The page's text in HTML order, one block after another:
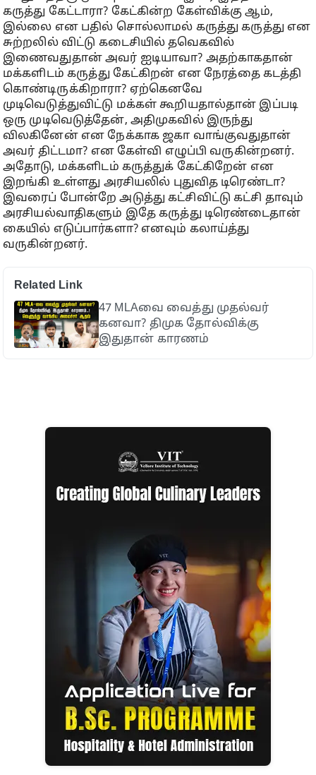
கருத்து கேட்டாரா? கேட்கின்ற கேள்விக்கு ஆம்,
இல்லை என பதில் சொல்லாமல் கருத்து கருத்து என
சுற்றலில் விட்டு கடைசியில் தவெகவில்
இணைவதுதான் அவர் ஐடியாவா? அதற்காகதான்
மக்களிடம் கருத்து கேட்கிறன் என நேரத்தை கடத்தி
கொண்டிருக்கிறாரா? ஏற்கெனவே
முடிவெடுத்துவிட்டு மக்கள் கூறியதால்தான் இப்படி
ஒரு முடிவெடுத்தேன், அதிமுகவில் இருந்து
விலகினேன் என நேக்காக ஜகா வாங்குவதுதான்
அவர் திட்டமா? என கேள்வி எழுப்பி வருகின்றனர்.
அதோடு, மக்களிடம் கருத்துக் கேட்கிறேன் என
இறங்கி உள்ளது அரசியலில் புதுவித டிரெண்டா?
இவரைப் போன்றே அடுத்து கட்சிவிட்டு கட்சி தாவும்
அரசியல்வாதிகளும் இதே கருத்து டிரெண்டைதான்
கையில் எடுப்பார்களா? எனவும் கலாய்த்து
வருகின்றனர்.
Related Link
47 MLAவை வைத்து முதல்வர்
கனவா? திமுக தோல்விக்கு
இதுதான் காரணம்